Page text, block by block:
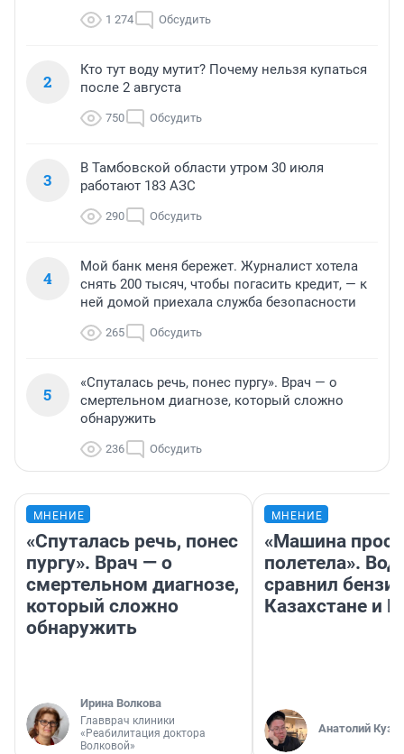
1 274 Обсудить
2
Кто тут воду мутит? Почему нельзя купаться
после 2 августа
750 Обсудить
3
В Тамбовской области утром 30 июля
работают 183 АЗС
290 Обсудить
4
Мой банк меня бережет. Журналист хотела
снять 200 тысяч, чтобы погасить кредит, — к
ней домой приехала служба безопасности
265 Обсудить
5
«Спуталась речь, понес пургу». Врач — о
смертельном диагнозе, который сложно
обнаружить
236 Обсудить
МНЕНИЕ
«Спуталась речь, понес
пургу». Врач — о
смертельном диагнозе,
который сложно
обнаружить
Ирина Волкова
Главврач клиники
«Реабилитация доктора
Волковой»
МНЕНИЕ
«Машина
полетела».
сравнил
Казахстане и
Анатолий